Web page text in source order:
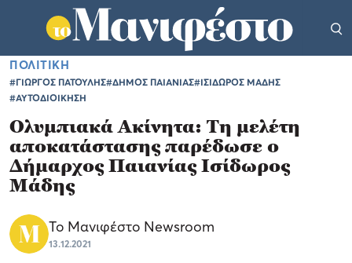
ΠΟΛΙΤΙΚΗ
#ΓΙΩΡΓΟΣ ΠΑΤΟΥΛΗΣ#ΔΗΜΟΣ ΠΑΙΑΝΙΑΣ#ΙΣΙΔΩΡΟΣ ΜΑΔΗΣ
#ΑΥΤΟΔΙΟΙΚΗΣΗ
Ολυμπιακά Ακίνητα: Τη μελέτη
αποκατάστασης παρέδωσε ο
Δήμαρχος Παιανίας Ισίδωρος
Μάδης
Το Μανιφέστο Newsroom
13.12.2021